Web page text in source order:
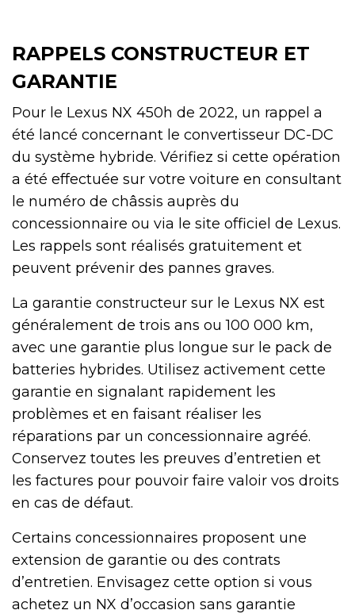
RAPPELS CONSTRUCTEUR ET
GARANTIE
Pour le Lexus NX 450h de 2022, un rappel a
été lancé concernant le convertisseur DC-DC
du système hybride. Vérifiez si cette opération
a été effectuée sur votre voiture en consultant
le numéro de châssis auprès du
concessionnaire ou via le site officiel de Lexus.
Les rappels sont réalisés gratuitement et
peuvent prévenir des pannes graves.
La garantie constructeur sur le Lexus NX est
généralement de trois ans ou 100 000 km,
avec une garantie plus longue sur le pack de
batteries hybrides. Utilisez activement cette
garantie en signalant rapidement les
problèmes et en faisant réaliser les
réparations par un concessionnaire agréé.
Conservez toutes les preuves d’entretien et
les factures pour pouvoir faire valoir vos droits
en cas de défaut.
Certains concessionnaires proposent une
extension de garantie ou des contrats
d’entretien. Envisagez cette option si vous
achetez un NX d’occasion sans garantie